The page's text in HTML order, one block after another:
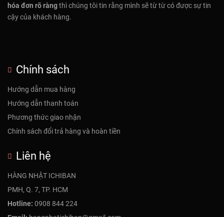
hóa đơn rõ ràngthì chúng tôi tin rằng mình sẽ từ từ có được sự tin
cậy của khách hàng.
Chính sách
Hướng dẫn mua hàng
Hướng dẫn thanh toán
Phương thức giao nhận
Chính sách đổi trả hàng và hoàn tiền
Liên hệ
HÀNG NHẬT ICHIBAN
PMH, Q. 7, TP. HCM
Hotline: 0908 844 224